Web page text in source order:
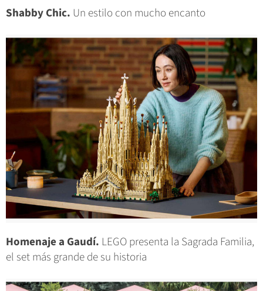
Shabby Chic. Un estilo con mucho encanto
Homenaje a Gaudí. LEGO presenta la Sagrada Familia,
el set más grande de su historia